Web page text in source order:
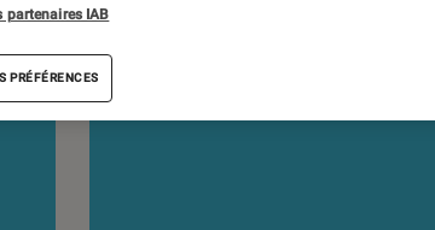
partenaires IAB
PRÉFÉRENCES